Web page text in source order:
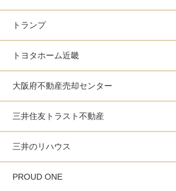
トランプ
トヨタホーム近畿
大阪府不動産売却センター
三井住友トラスト不動産
三井のリハウス
PROUD ONE